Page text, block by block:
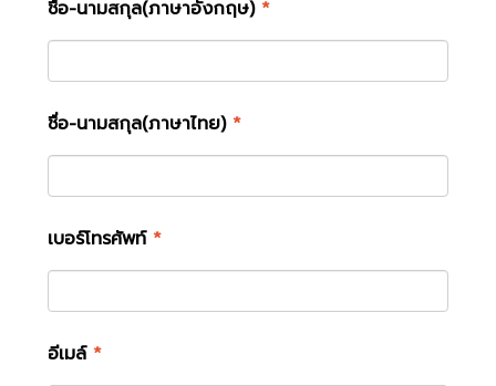
ชื่อ-นามสกุล(ภาษาอังกฤษ) *
ชื่อ-นามสกุล(ภาษาไทย) *
เบอร์โทรศัพท์ *
อีเมล์ *